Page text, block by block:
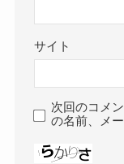
サイト
次回のコメ
の名前、メ